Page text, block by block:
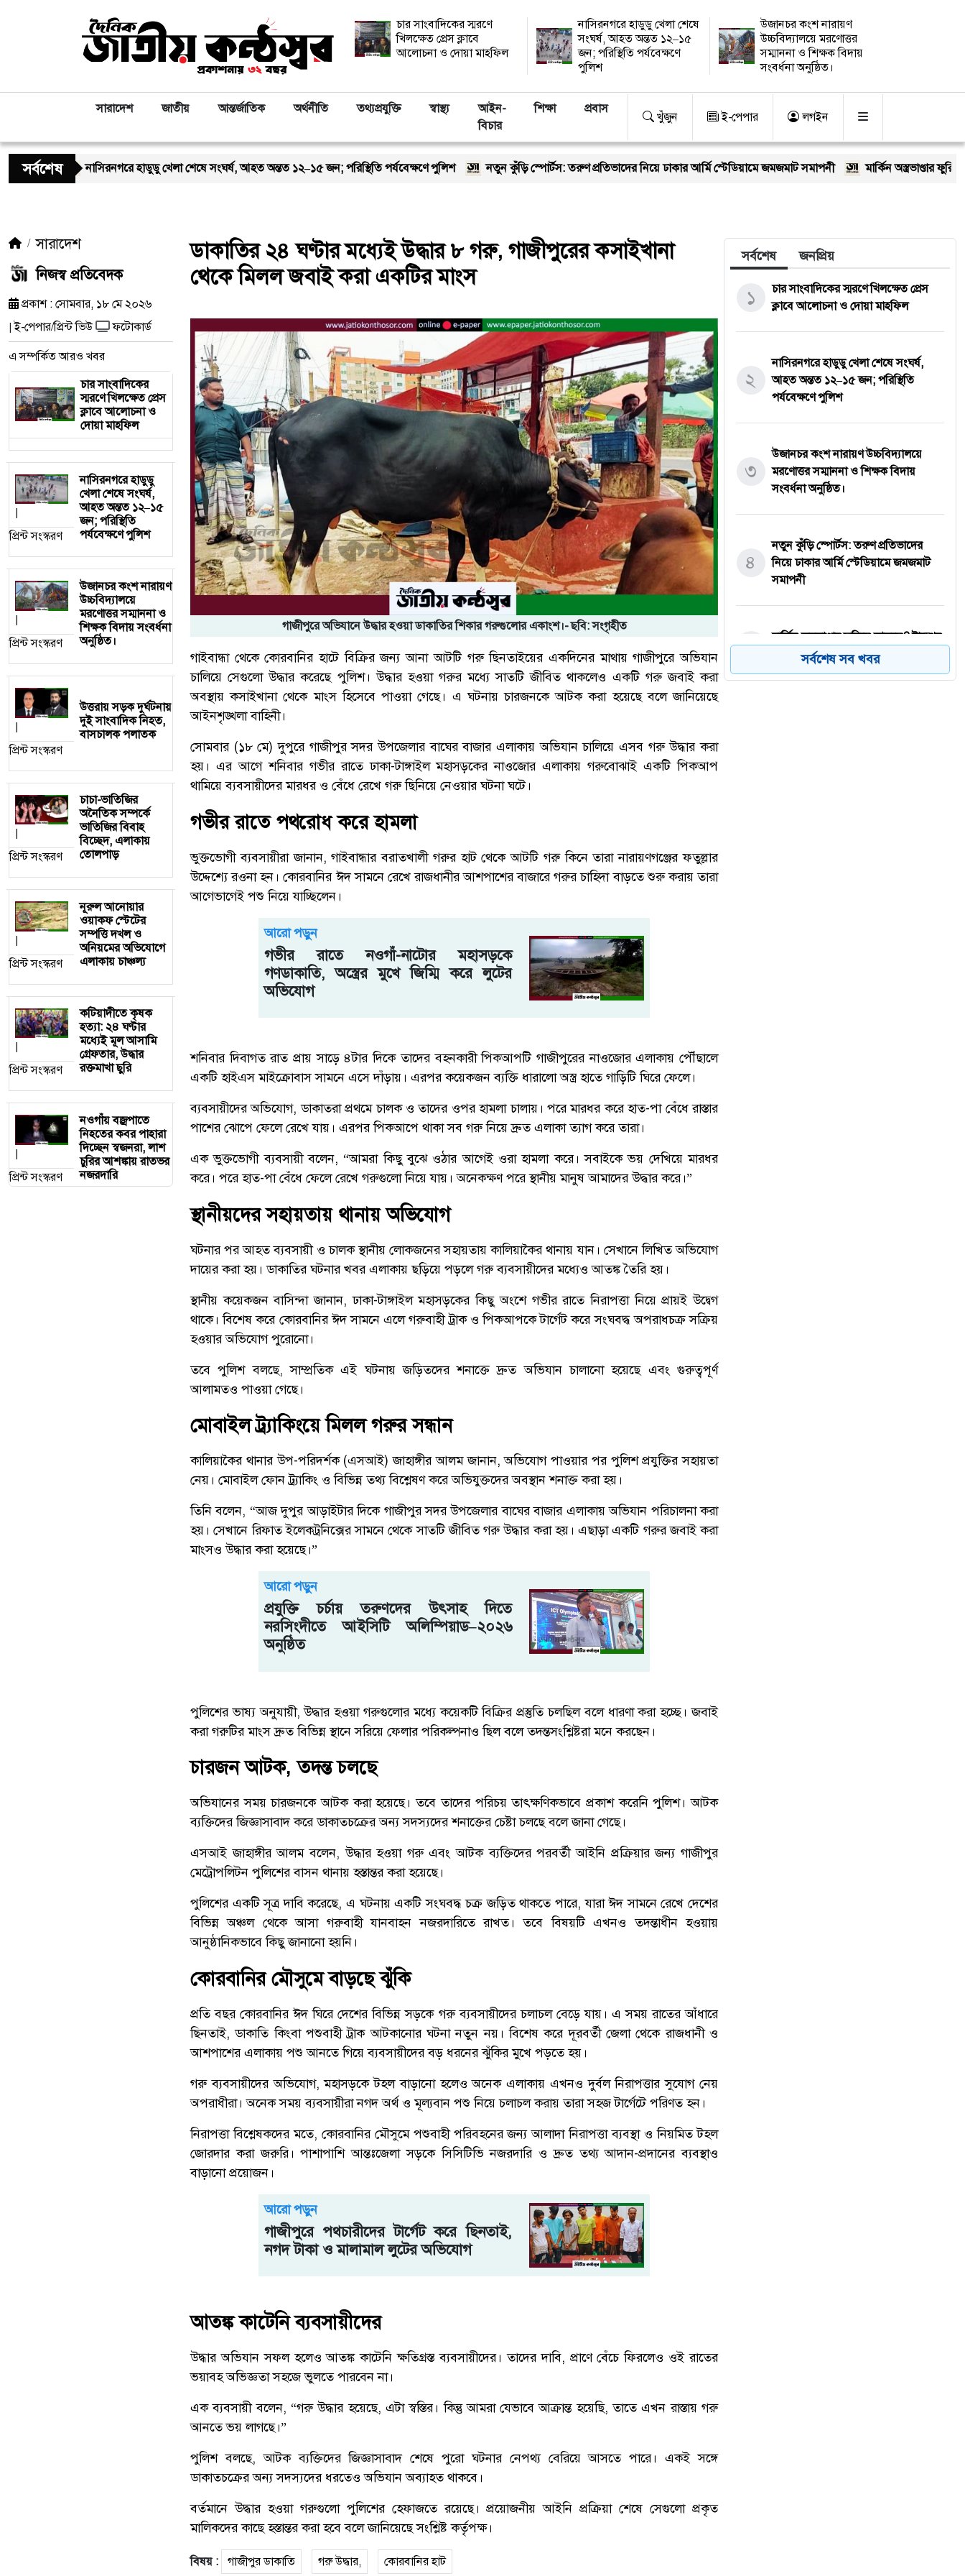
চার সাংবাদিকের স্মরণে
খিলক্ষেত প্রেস ক্লাবে
আলোচনা ও দোয়া মাহফিল
নাসিরনগরে হাডুডু খেলা শেষে
সংঘর্ষ, আহত অন্তত ১২–১৫
জন; পরিস্থিতি পর্যবেক্ষণে
পুলিশ
উজানচর কংশ নারায়ণ
উচ্চবিদ্যালয়ে মরণোত্তর
সম্মাননা ও শিক্ষক বিদায়
সংবর্ধনা অনুষ্ঠিত।
সারাদেশ জাতীয় আন্তর্জাতিক অর্থনীতি তথ্যপ্রযুক্তি স্বাস্থ্য
আইন-
বিচার
শিক্ষা প্রবাস
খুঁজুন ই-পেপার লগইন
সর্বশেষ
নাসিরনগরে হাডুডু খেলা শেষে সংঘর্ষ, আহত অন্তত ১২–১৫ জন; পরিস্থিতি পর্যবেক্ষণে পুলিশ নতুন কুঁড়ি স্পোর্টস: তরুণ প্রতিভাদের নিয়ে ঢাকার আর্মি স্টেডিয়ামে জমজমাট সমাপনী মার্কিন অস্ত্রভাণ্ডার ফুরিয়ে আসছে?
সারাদেশ
নিজস্ব প্রতিবেদক
প্রকাশ : সোমবার, ১৮ মে ২০২৬
| ই-পেপার/প্রিন্ট ভিউ
ফটোকার্ড
এ সম্পর্কিত আরও খবর
চার সাংবাদিকের
স্মরণে খিলক্ষেত প্রেস
ক্লাবে আলোচনা ও
দোয়া মাহফিল
প্রিন্ট সংস্করণ
নাসিরনগরে হাডুডু
খেলা শেষে সংঘর্ষ,
আহত অন্তত ১২–১৫
জন; পরিস্থিতি
পর্যবেক্ষণে পুলিশ
|
প্রিন্ট সংস্করণ
উজানচর কংশ নারায়ণ
উচ্চবিদ্যালয়ে
মরণোত্তর সম্মাননা ও
শিক্ষক বিদায় সংবর্ধনা
অনুষ্ঠিত।
|
প্রিন্ট সংস্করণ
উত্তরায় সড়ক দুর্ঘটনায়
দুই সাংবাদিক নিহত,
বাসচালক পলাতক
|
প্রিন্ট সংস্করণ
চাচা-ভাতিজির
অনৈতিক সম্পর্কে
ভাতিজির বিবাহ
বিচ্ছেদ, এলাকায়
তোলপাড়
|
প্রিন্ট সংস্করণ
নূরুল আনোয়ার
ওয়াকফ স্টেটের
সম্পত্তি দখল ও
অনিয়মের অভিযোগে
এলাকায় চাঞ্চল্য
|
প্রিন্ট সংস্করণ
কটিয়াদীতে কৃষক
হত্যা: ২৪ ঘণ্টার
মধ্যেই মূল আসামি
গ্রেফতার, উদ্ধার
রক্তমাখা ছুরি
|
প্রিন্ট সংস্করণ
নওগাঁয় বজ্রপাতে
নিহতের কবর পাহারা
দিচ্ছেন স্বজনরা, লাশ
চুরির আশঙ্কায় রাতভর
নজরদারি
ডাকাতির ২৪ ঘণ্টার মধ্যেই উদ্ধার ৮ গরু, গাজীপুরের কসাইখানা
থেকে মিলল জবাই করা একটির মাংস
গাজীপুরে অভিযানে উদ্ধার হওয়া ডাকাতির শিকার গরুগুলোর একাংশ।- ছবি: সংগৃহীত
গাইবান্ধা থেকে কোরবানির হাটে বিক্রির জন্য আনা আটটি গরু ছিনতাইয়ের একদিনের মাথায় গাজীপুরে অভিযান
চালিয়ে সেগুলো উদ্ধার করেছে পুলিশ। উদ্ধার হওয়া গরুর মধ্যে সাতটি জীবিত থাকলেও একটি গরু জবাই করা
অবস্থায় কসাইখানা থেকে মাংস হিসেবে পাওয়া গেছে। এ ঘটনায় চারজনকে আটক করা হয়েছে বলে জানিয়েছে
আইনশৃঙ্খলা বাহিনী।
সোমবার (১৮ মে) দুপুরে গাজীপুর সদর উপজেলার বাঘের বাজার এলাকায় অভিযান চালিয়ে এসব গরু উদ্ধার করা
হয়। এর আগে শনিবার গভীর রাতে ঢাকা-টাঙ্গাইল মহাসড়কের নাওজোর এলাকায় গরুবোঝাই একটি পিকআপ
থামিয়ে ব্যবসায়ীদের মারধর ও বেঁধে রেখে গরু ছিনিয়ে নেওয়ার ঘটনা ঘটে।
গভীর রাতে পথরোধ করে হামলা
ভুক্তভোগী ব্যবসায়ীরা জানান, গাইবান্ধার বরাতখালী গরুর হাট থেকে আটটি গরু কিনে তারা নারায়ণগঞ্জের ফতুল্লার
উদ্দেশ্যে রওনা হন। কোরবানির ঈদ সামনে রেখে রাজধানীর আশপাশের বাজারে গরুর চাহিদা বাড়তে শুরু করায় তারা
আগেভাগেই পশু নিয়ে যাচ্ছিলেন।
আরো পড়ুন
গভীর রাতে নওগাঁ-নাটোর মহাসড়কে
গণডাকাতি, অস্ত্রের মুখে জিম্মি করে লুটের
অভিযোগ
শনিবার দিবাগত রাত প্রায় সাড়ে ৪টার দিকে তাদের বহনকারী পিকআপটি গাজীপুরের নাওজোর এলাকায় পৌঁছালে
একটি হাইএস মাইক্রোবাস সামনে এসে দাঁড়ায়। এরপর কয়েকজন ব্যক্তি ধারালো অস্ত্র হাতে গাড়িটি ঘিরে ফেলে।
ব্যবসায়ীদের অভিযোগ, ডাকাতরা প্রথমে চালক ও তাদের ওপর হামলা চালায়। পরে মারধর করে হাত-পা বেঁধে রাস্তার
পাশের ঝোপে ফেলে রেখে যায়। এরপর পিকআপে থাকা সব গরু নিয়ে দ্রুত এলাকা ত্যাগ করে তারা।
এক ভুক্তভোগী ব্যবসায়ী বলেন, “আমরা কিছু বুঝে ওঠার আগেই ওরা হামলা করে। সবাইকে ভয় দেখিয়ে মারধর
করে। পরে হাত-পা বেঁধে ফেলে রেখে গরুগুলো নিয়ে যায়। অনেকক্ষণ পরে স্থানীয় মানুষ আমাদের উদ্ধার করে।”
স্থানীয়দের সহায়তায় থানায় অভিযোগ
ঘটনার পর আহত ব্যবসায়ী ও চালক স্থানীয় লোকজনের সহায়তায় কালিয়াকৈর থানায় যান। সেখানে লিখিত অভিযোগ
দায়ের করা হয়। ডাকাতির ঘটনার খবর এলাকায় ছড়িয়ে পড়লে গরু ব্যবসায়ীদের মধ্যেও আতঙ্ক তৈরি হয়।
স্থানীয় কয়েকজন বাসিন্দা জানান, ঢাকা-টাঙ্গাইল মহাসড়কের কিছু অংশে গভীর রাতে নিরাপত্তা নিয়ে প্রায়ই উদ্বেগ
থাকে। বিশেষ করে কোরবানির ঈদ সামনে এলে গরুবাহী ট্রাক ও পিকআপকে টার্গেট করে সংঘবদ্ধ অপরাধচক্র সক্রিয়
হওয়ার অভিযোগ পুরোনো।
তবে পুলিশ বলছে, সাম্প্রতিক এই ঘটনায় জড়িতদের শনাক্তে দ্রুত অভিযান চালানো হয়েছে এবং গুরুত্বপূর্ণ
আলামতও পাওয়া গেছে।
মোবাইল ট্র্যাকিংয়ে মিলল গরুর সন্ধান
কালিয়াকৈর থানার উপ-পরিদর্শক (এসআই) জাহাঙ্গীর আলম জানান, অভিযোগ পাওয়ার পর পুলিশ প্রযুক্তির সহায়তা
নেয়। মোবাইল ফোন ট্র্যাকিং ও বিভিন্ন তথ্য বিশ্লেষণ করে অভিযুক্তদের অবস্থান শনাক্ত করা হয়।
তিনি বলেন, “আজ দুপুর আড়াইটার দিকে গাজীপুর সদর উপজেলার বাঘের বাজার এলাকায় অভিযান পরিচালনা করা
হয়। সেখানে রিফাত ইলেকট্রনিক্সের সামনে থেকে সাতটি জীবিত গরু উদ্ধার করা হয়। এছাড়া একটি গরুর জবাই করা
মাংসও উদ্ধার করা হয়েছে।”
আরো পড়ুন
প্রযুক্তি চর্চায় তরুণদের উৎসাহ দিতে
নরসিংদীতে আইসিটি অলিম্পিয়াড–২০২৬
অনুষ্ঠিত
পুলিশের ভাষ্য অনুযায়ী, উদ্ধার হওয়া গরুগুলোর মধ্যে কয়েকটি বিক্রির প্রস্তুতি চলছিল বলে ধারণা করা হচ্ছে। জবাই
করা গরুটির মাংস দ্রুত বিভিন্ন স্থানে সরিয়ে ফেলার পরিকল্পনাও ছিল বলে তদন্তসংশ্লিষ্টরা মনে করছেন।
চারজন আটক, তদন্ত চলছে
অভিযানের সময় চারজনকে আটক করা হয়েছে। তবে তাদের পরিচয় তাৎক্ষণিকভাবে প্রকাশ করেনি পুলিশ। আটক
ব্যক্তিদের জিজ্ঞাসাবাদ করে ডাকাতচক্রের অন্য সদস্যদের শনাক্তের চেষ্টা চলছে বলে জানা গেছে।
এসআই জাহাঙ্গীর আলম বলেন, উদ্ধার হওয়া গরু এবং আটক ব্যক্তিদের পরবর্তী আইনি প্রক্রিয়ার জন্য গাজীপুর
মেট্রোপলিটন পুলিশের বাসন থানায় হস্তান্তর করা হয়েছে।
পুলিশের একটি সূত্র দাবি করেছে, এ ঘটনায় একটি সংঘবদ্ধ চক্র জড়িত থাকতে পারে, যারা ঈদ সামনে রেখে দেশের
বিভিন্ন অঞ্চল থেকে আসা গরুবাহী যানবাহন নজরদারিতে রাখত। তবে বিষয়টি এখনও তদন্তাধীন হওয়ায়
আনুষ্ঠানিকভাবে কিছু জানানো হয়নি।
কোরবানির মৌসুমে বাড়ছে ঝুঁকি
প্রতি বছর কোরবানির ঈদ ঘিরে দেশের বিভিন্ন সড়কে গরু ব্যবসায়ীদের চলাচল বেড়ে যায়। এ সময় রাতের আঁধারে
ছিনতাই, ডাকাতি কিংবা পশুবাহী ট্রাক আটকানোর ঘটনা নতুন নয়। বিশেষ করে দূরবর্তী জেলা থেকে রাজধানী ও
আশপাশের এলাকায় পশু আনতে গিয়ে ব্যবসায়ীদের বড় ধরনের ঝুঁকির মুখে পড়তে হয়।
গরু ব্যবসায়ীদের অভিযোগ, মহাসড়কে টহল বাড়ানো হলেও অনেক এলাকায় এখনও দুর্বল নিরাপত্তার সুযোগ নেয়
অপরাধীরা। অনেক সময় ব্যবসায়ীরা নগদ অর্থ ও মূল্যবান পশু নিয়ে চলাচল করায় তারা সহজ টার্গেটে পরিণত হন।
নিরাপত্তা বিশ্লেষকদের মতে, কোরবানির মৌসুমে পশুবাহী পরিবহনের জন্য আলাদা নিরাপত্তা ব্যবস্থা ও নিয়মিত টহল
জোরদার করা জরুরি। পাশাপাশি আন্তঃজেলা সড়কে সিসিটিভি নজরদারি ও দ্রুত তথ্য আদান-প্রদানের ব্যবস্থাও
বাড়ানো প্রয়োজন।
আরো পড়ুন
গাজীপুরে পথচারীদের টার্গেট করে ছিনতাই,
নগদ টাকা ও মালামাল লুটের অভিযোগ
আতঙ্ক কাটেনি ব্যবসায়ীদের
উদ্ধার অভিযান সফল হলেও আতঙ্ক কাটেনি ক্ষতিগ্রস্ত ব্যবসায়ীদের। তাদের দাবি, প্রাণে বেঁচে ফিরলেও ওই রাতের
ভয়াবহ অভিজ্ঞতা সহজে ভুলতে পারবেন না।
এক ব্যবসায়ী বলেন, “গরু উদ্ধার হয়েছে, এটা স্বস্তির। কিন্তু আমরা যেভাবে আক্রান্ত হয়েছি, তাতে এখন রাস্তায় গরু
আনতে ভয় লাগছে।”
পুলিশ বলছে, আটক ব্যক্তিদের জিজ্ঞাসাবাদ শেষে পুরো ঘটনার নেপথ্য বেরিয়ে আসতে পারে। একই সঙ্গে
ডাকাতচক্রের অন্য সদস্যদের ধরতেও অভিযান অব্যাহত থাকবে।
বর্তমানে উদ্ধার হওয়া গরুগুলো পুলিশের হেফাজতে রয়েছে। প্রয়োজনীয় আইনি প্রক্রিয়া শেষে সেগুলো প্রকৃত
মালিকদের কাছে হস্তান্তর করা হবে বলে জানিয়েছে সংশ্লিষ্ট কর্তৃপক্ষ।
বিষয় : গাজীপুর ডাকাতি গরু উদ্ধার, কোরবানির হাট
সর্বশেষ জনপ্রিয়
১
চার সাংবাদিকের স্মরণে খিলক্ষেত প্রেস
ক্লাবে আলোচনা ও দোয়া মাহফিল
২
নাসিরনগরে হাডুডু খেলা শেষে সংঘর্ষ,
আহত অন্তত ১২–১৫ জন; পরিস্থিতি
পর্যবেক্ষণে পুলিশ
৩
উজানচর কংশ নারায়ণ উচ্চবিদ্যালয়ে
মরণোত্তর সম্মাননা ও শিক্ষক বিদায়
সংবর্ধনা অনুষ্ঠিত।
৪
নতুন কুঁড়ি স্পোর্টস: তরুণ প্রতিভাদের
নিয়ে ঢাকার আর্মি স্টেডিয়ামে জমজমাট
সমাপনী
৫
মার্কিন অস্ত্রভাণ্ডার ফুরিয়ে আসছে? ট্রাম্পের
কড়া জবাবে চাঞ্চল্য
সর্বশেষ সব খবর